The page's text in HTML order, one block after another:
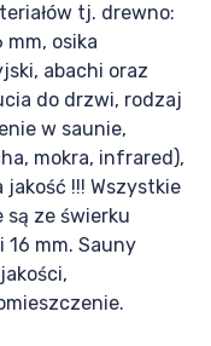
tj. drewno:
mm, osika
abachi oraz
do drzwi, rodzaj
w saunie,
mokra, infrared),
!!! Wszystkie
ze świerku
16 mm. Sauny